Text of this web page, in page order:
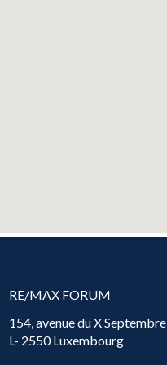
RE/MAX FORUM
154, avenue du X Septembre
L- 2550 Luxembourg